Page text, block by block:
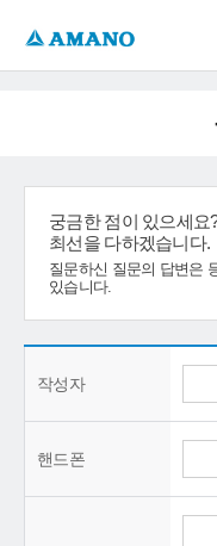
궁금한 점이 있으세요
최선을 다하겠습니다.
질문하신 질문의 답변은
있습니다.
작성자
핸드폰